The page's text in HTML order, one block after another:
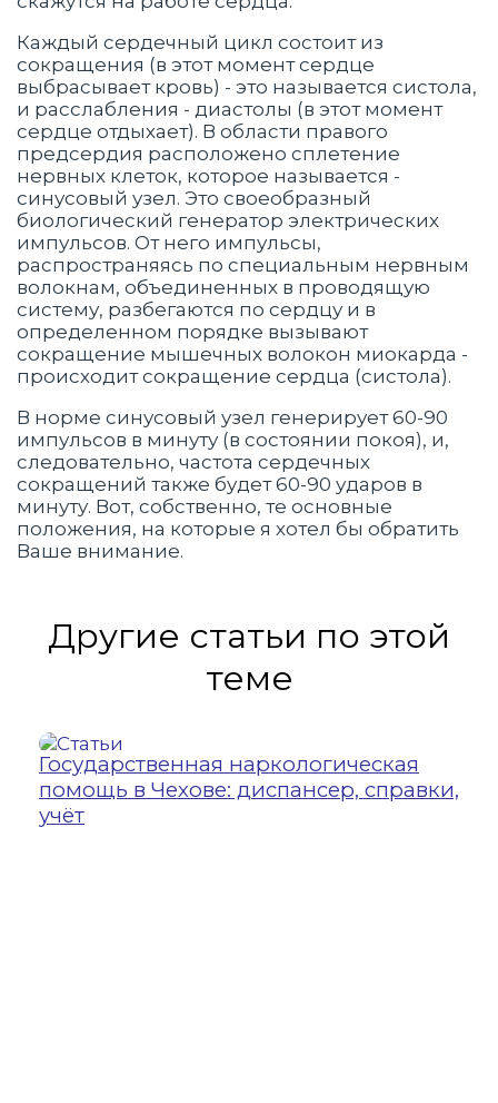
Каждый сердечный цикл состоит из
сокращения (в этот момент сердце
выбрасывает кровь) - это называется систола,
и расслабления - диастолы (в этот момент
сердце отдыхает). В области правого
предсердия расположено сплетение
нервных клеток, которое называется -
синусовый узел. Это своеобразный
биологический генератор электрических
импульсов. От него импульсы,
распространяясь по специальным нервным
волокнам, объединенных в проводящую
систему, разбегаются по сердцу и в
определенном порядке вызывают
сокращение мышечных волокон миокарда -
происходит сокращение сердца (систола).
В норме синусовый узел генерирует 60-90
импульсов в минуту (в состоянии покоя), и,
следовательно, частота сердечных
сокращений также будет 60-90 ударов в
минуту. Вот, собственно, те основные
положения, на которые я хотел бы обратить
Ваше внимание.
Другие статьи по этой
теме
Государственная наркологическая
помощь в Чехове: диспансер, справки,
учёт